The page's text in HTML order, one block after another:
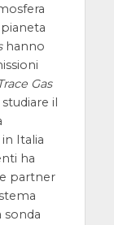
hanno
Gas
il
Italia
ha
partner
sonda